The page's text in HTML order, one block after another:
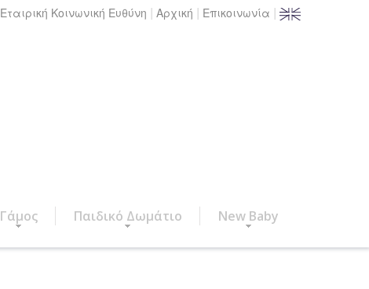
Εταιρική Κοινωνική Ευθύνη | Αρχική | Επικοινωνία |
Γάμος Παιδικό Δωμάτιο
New Baby